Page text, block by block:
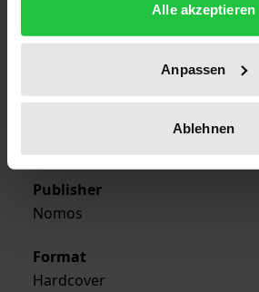
Alle akzeptieren
Anpassen
Ablehnen
978-3-7890-4117-4
Publisher
Nomos
Format
Hardcover